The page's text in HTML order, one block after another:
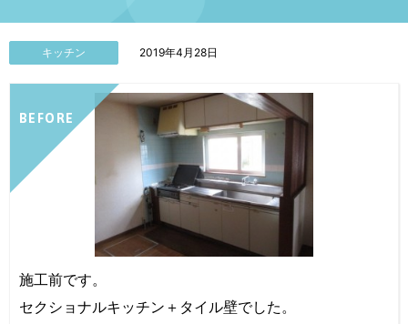
ボ
キッチン 2019年4月28日
BEFORE
施工前です。
セクショナルキッチン＋タイル壁でした。